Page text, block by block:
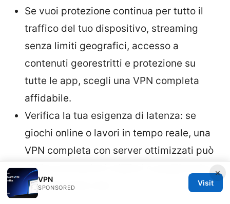
Se vuoi protezione continua per tutto il
traffico del tuo dispositivo, streaming
senza limiti geografici, accesso a
contenuti georestritti e protezione su
tutte le app, scegli una VPN completa
affidabile.
Verifica la tua esigenza di latenza: se
giochi online o lavori in tempo reale, una
VPN completa con server ottimizzati può
offrire prestazioni migliori o peggiorarle a
seconda della rete.
×
VPN
SPONSORED
Visit